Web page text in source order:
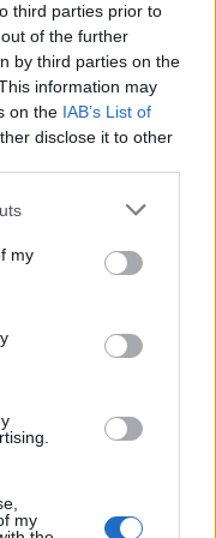
third parties prior to
of the further
by third parties on the
information may
on the IAB’s List of
disclose it to other
my
my
od kolektivu autorů
Sádlem (viz také
možností
bez negatívnych
dostali až na južnú
bohatej oblasti
už mali, čo znamenalo
obojstranne
podarilo získať dôveru